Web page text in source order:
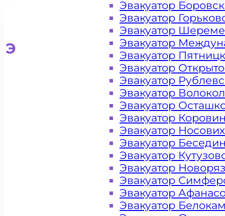
Эвакуатор для легковых
Эвакуатор
Эвакуатор
Эвакуатор
Эвакуатор
Эвакуатор
Эвакуатор
Эвакуатор
Эвакуатор
Эвакуатор
Эвакуатор
Эвакуатор
Эвакуатор
Эвакуатор
Эвакуатор
Эвакуатор
Эвакуатор
Эвакуатор